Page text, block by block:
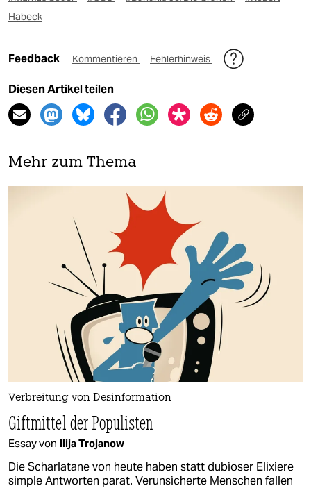
Habeck
Feedback Kommentieren Fehlerhinweis
Diesen Artikel teilen
Mehr zum Thema
Verbreitung von Desinformation
Giftmittel der Populisten
Essay von Ilija Trojanow
Die Scharlatane von heute haben statt dubioser Elixiere
simple Antworten parat. Verunsicherte Menschen fallen